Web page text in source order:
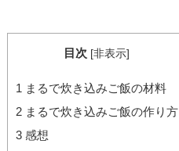
目次 [非表示]
1 まるで炊き込みご飯の材料
2まるで炊き込みご飯の作り方
3感想